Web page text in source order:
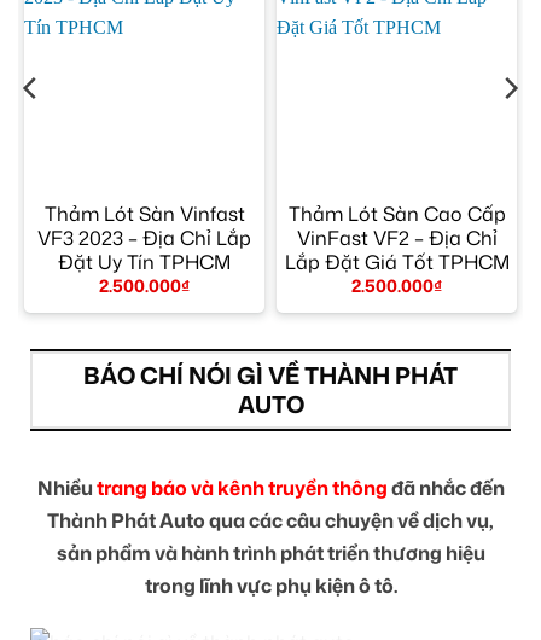
Thảm Lót Sàn Vinfast
VF3 2023 – Địa Chỉ Lắp
Đặt Uy Tín TPHCM
2.500.000₫
Thảm Lót Sàn Cao Cấp
VinFast VF2 – Địa Chỉ
Lắp Đặt Giá Tốt TPHCM
2.500.000₫
BÁO CHÍ NÓI GÌ VỀ THÀNH PHÁT
AUTO
Nhiềutrang báo và kênh truyền thôngđã nhắc đến
Thành Phát Auto qua các câu chuyện về dịch vụ,
sản phẩm và hành trình phát triển thương hiệu
trong lĩnh vực phụ kiện ô tô.